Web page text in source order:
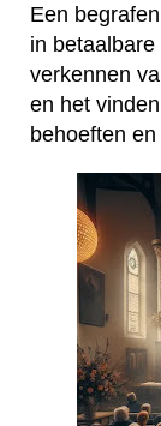
Een
in
verkennen
en het
behoeften